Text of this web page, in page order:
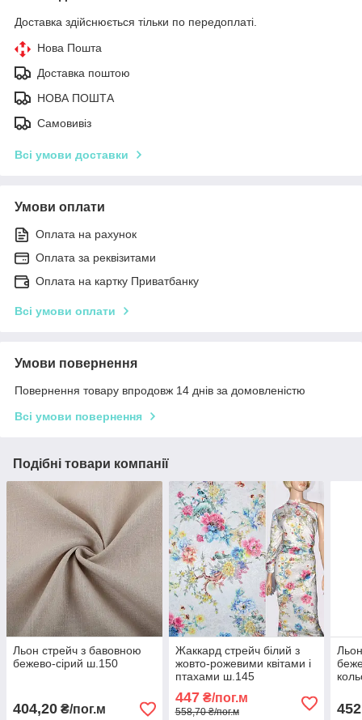
Доставка здійснюється тільки по передоплаті.
Нова Пошта
Доставка поштою
НОВА ПОШТА
Самовивіз
Всі умови доставки
Умови оплати
Оплата на рахунок
Оплата за реквізитами
Оплата на картку Приватбанку
Всі умови оплати
Умови повернення
Повернення товару впродовж 14 днів за домовленістю
Всі умови повернення
Подібні товари компанії
Льон стрейч з бавовною
бежево-сірий ш.150
404,20 ₴/пог.м
Жаккард стрейч білий з
жовто-рожевими квітами і
птахами ш.145
447₴/пог.м
558,70 ₴/пог.м